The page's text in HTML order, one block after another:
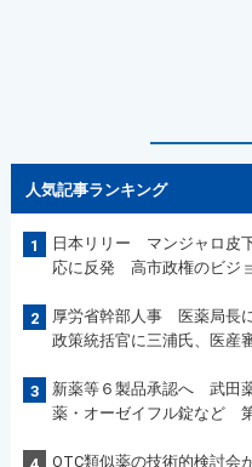
人気記事ランキング
1
日本リリー マンジャロ皮
応に反発 高市政権のビジ
2
厚労省幹部人事 医薬局長
政策統括官に三浦氏、医産
3
新薬等６製品承認へ 武田
薬・オーゼイフル錠など
4
OTC類似薬の技術的検討